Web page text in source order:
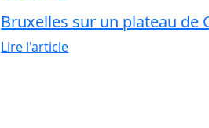
Bruxelles sur un plateau de
Lire l'article